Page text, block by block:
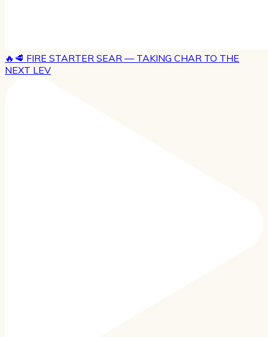
🔥🥩 FIRE STARTER SEAR — TAKING CHAR TO THE
NEXT LEV